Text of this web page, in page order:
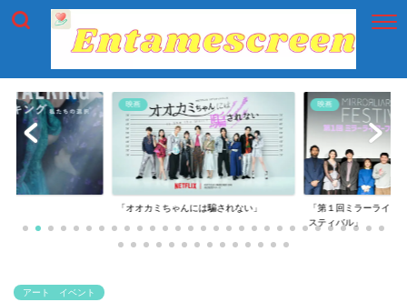
映画
「第１回ミラーライアーフィルムズ・フェ
映画
「第一回横浜国際映画
アート イベント